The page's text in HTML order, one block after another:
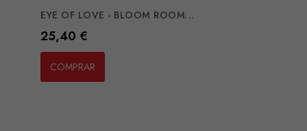
EYE OF LOVE - BLOOM ROOM...
Preço
25,40 €
COMPRAR